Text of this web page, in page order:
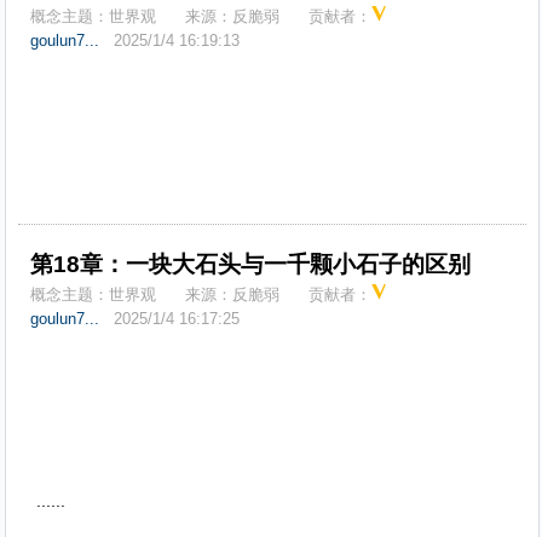
概念主题：世界观 来源： 反脆弱
贡献者：
goulun7...
2025/1/4 16:19:13
第18章：一块大石头与一千颗小石子的区别
概念主题：世界观 来源： 反脆弱
贡献者：
goulun7...
2025/1/4 16:17:25